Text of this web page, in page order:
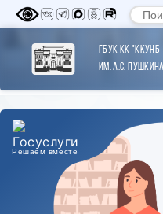
ГБУК КК "ККУНБ
им. А.С.
Решаем вместе